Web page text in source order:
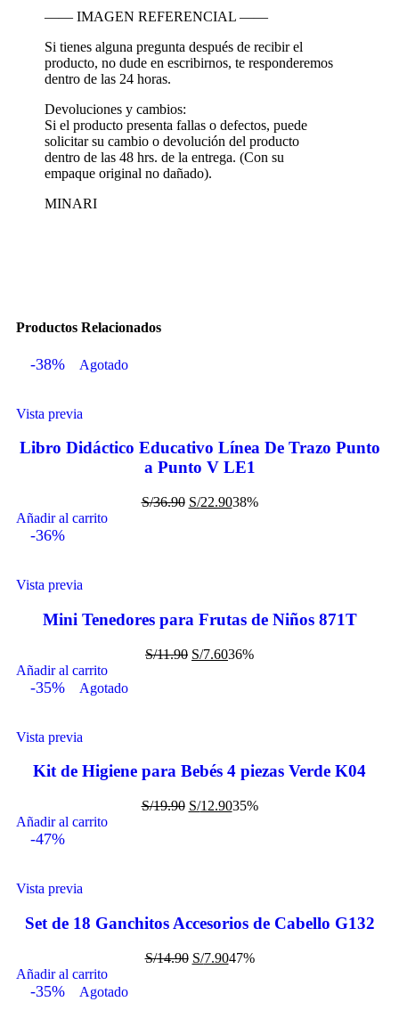
—— IMAGEN REFERENCIAL ——
Si tienes alguna pregunta después de recibir el
producto, no dude en escribirnos, te responderemos
dentro de las 24 horas.
Devoluciones y cambios:
Si el producto presenta fallas o defectos, puede
solicitar su cambio o devolución del producto
dentro de las 48 hrs. de la entrega. (Con su
empaque original no dañado).
MINARI
Productos Relacionados
-38% Agotado
Vista previa
Libro Didáctico Educativo Línea De Trazo Punto
a Punto V LE1
S/36.90 S/22.9038%
Añadir al carrito
-36%
Vista previa
Mini Tenedores para Frutas de Niños 871T
S/11.90 S/7.6036%
Añadir al carrito
-35% Agotado
Vista previa
Kit de Higiene para Bebés 4 piezas Verde K04
S/19.90 S/12.9035%
Añadir al carrito
-47%
Vista previa
Set de 18 Ganchitos Accesorios de Cabello G132
S/14.90 S/7.9047%
Añadir al carrito
-35% Agotado